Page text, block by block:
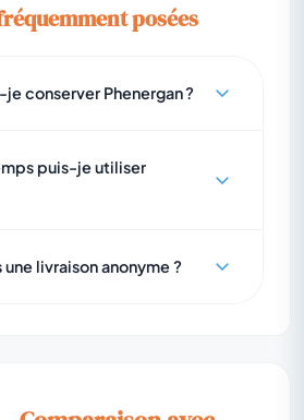
posées
conserver Phenergan ?
puis-je utiliser
livraison anonyme ?